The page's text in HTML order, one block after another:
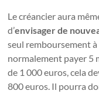
Le créancier aura
d’envisager de
seul remboursement
normalement payer 5
de 1 000 euros, cela
800 euros. Il pourra